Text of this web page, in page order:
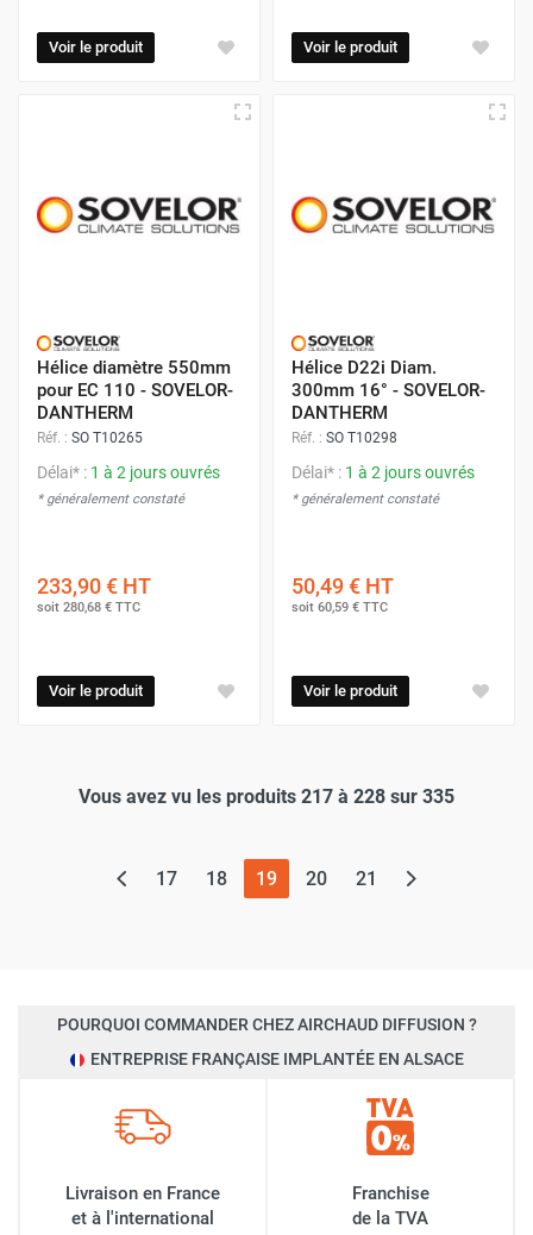
Voir le produit Voir le produit
Hélice diamètre 550mm
pour EC 110 - SOVELOR-
DANTHERM
Réf. : SO T10265
Délai* : 1 à 2 jours ouvrés
* généralement constaté
233,90 € HT
soit 280,68 € TTC
Voir le produit
Hélice D22i Diam.
300mm 16° - SOVELOR-
DANTHERM
Réf. : SO T10298
Délai* : 1 à 2 jours ouvrés
* généralement constaté
50,49 € HT
soit 60,59 € TTC
Voir le produit
Vous avez vu les produits 217 à 228 sur 335
17 18 19(page actuelle)
20 21
POURQUOI COMMANDER CHEZ AIRCHAUD DIFFUSION ?
ENTREPRISE FRANÇAISE IMPLANTÉE EN ALSACE
Livraison en France
et à l'international
Franchise
de la TVA